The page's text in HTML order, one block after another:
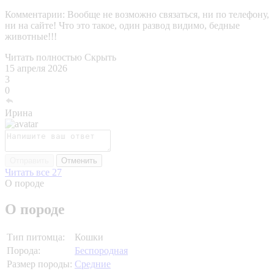
Комментарии: Вообще не возможно связаться, ни по телефону,
ни на сайте! Что это такое, один развод видимо, бедные
животные!!!
Читать полностью Скрыть
15 апреля 2026
3
0
Ирина
Отменить
Читать все 27
О породе
О породе
Тип питомца:
Кошки
Порода:
Беспородная
Размер породы: Средние